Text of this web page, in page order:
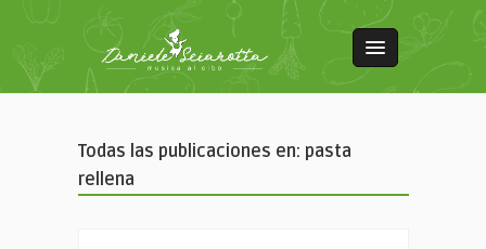
Todas las publicaciones en: pasta
rellena